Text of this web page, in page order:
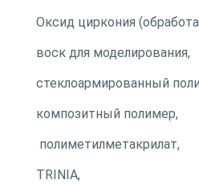
Оксид циркония
воск для моделирования,
cтеклоармированный
композитный полимер,
полиметилметакрилат,
TRINIA,